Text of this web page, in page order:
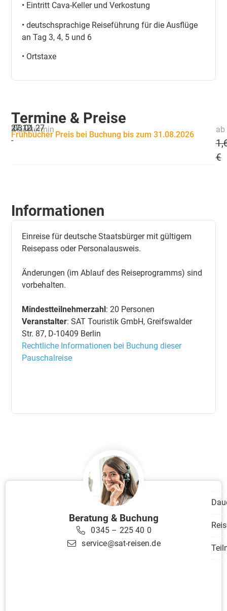
• Eintritt Cava-Keller und Verkostung
• deutschsprachige Reiseführung für die Ausflüge
an Tag 3, 4, 5 und 6
• Ortstaxe
Termine & Preise
Reisetermin
27.12.
-
03.01.27
Frühbucher Preis bei Buchung bis zum 31.08.2026
ab
€
Informationen
Einreise für deutsche Staatsbürger mit gültigem
Reisepass oder Personalausweis.
Änderungen (im Ablauf des Reiseprogramms) sind
vorbehalten.
Mindestteilnehmerzahl : 20 Personen
Veranstalter: SAT Touristik GmbH, Greifswalder
Str. 87, D-10409 Berlin
Rechtliche Informationen bei Buchung dieser
Pauschalreise
Beratung & Buchung
0345 – 225 40 0
service@sat-reisen.de